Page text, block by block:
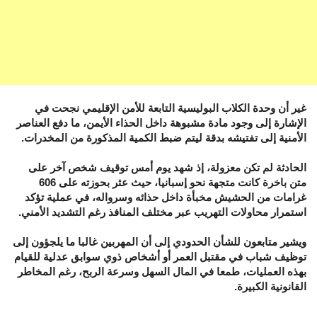
غير أن وحدة الكلاب البوليسية التابعة للأمن الإقليمي نجحت في
الإشارة إلى وجود مادة مشبوهة داخل الحذاء الأيمن، ما دفع العناصر
الأمنية إلى تفتيشه بدقة ليتم ضبط الكمية المذكورة من المخدرات.
الحادثة لم تكن معزولة، إذ شهد يوم أمس توقيف شخص آخر على
متن باخرة كانت متجهة نحو إسبانيا، حيث عثر بحوزته على 606
غرامات من الحشيش مخبأة داخل حذائه وسرواله، في عملية تؤكد
استمرار محاولات التهريب عبر مختلف المنافذ رغم التشديد الأمني.
ويشير متابعون للشأن الحدودي إلى أن المهربين غالبا ما يلجؤون إلى
توظيف شباب في مقتبل العمر أو أشخاص ذوي سوابق عدلية للقيام
بهذه العمليات، طمعا في المال السهل وسرعة الربح، رغم المخاطر
القانونية الكبيرة.